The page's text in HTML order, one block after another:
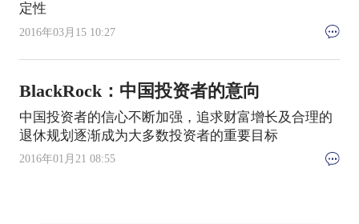
定性
2016年03月15 10:27
BlackRock：中国投资者的意向
中国投资者的信心不断加强，追求财富增长及合理的
退休规划逐渐成为大多数投资者的重要目标
2016年01月21 08:55